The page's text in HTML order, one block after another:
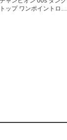
トップ ワンポイントロゴ